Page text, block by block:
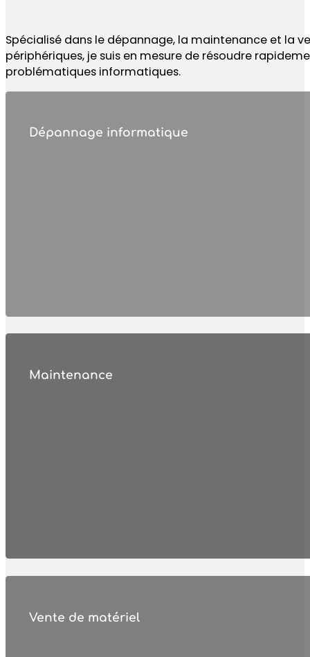
Spécialisé dans le dépannage, la maintenance et la
périphériques, je suis en mesure de résoudre
problématiques informatiques.
Dépannage informatique
Maintenance
Vente de matériel